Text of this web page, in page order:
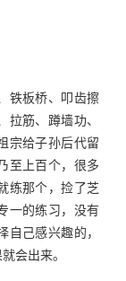
铁板桥、叩齿擦
筋、蹲墙功、
宗给子孙后代留
至上百个，很多
练那个，捡了芝
一的练习，没有
己感兴趣的，
会出来。